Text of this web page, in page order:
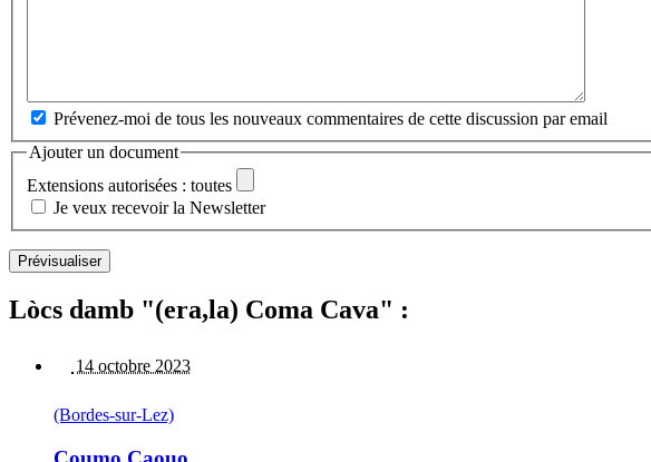
Prévenez-moi de tous les nouveaux commentaires de cette discussion par email
Ajouter un document
Extensions autorisées : toutes
Je veux recevoir la Newsletter
Lòcs damb "(era,la) Coma Cava" :
14 octobre 2023
(Bordes-sur-Lez)